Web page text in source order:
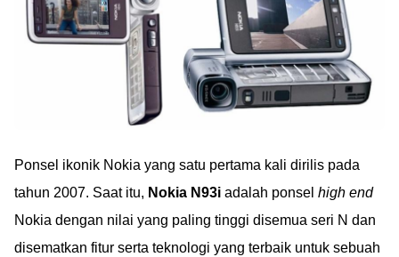
keren sih fitur Nokia
3310 terbaru ini?
Ponsel ikonik Nokia yang satu pertama kali dirilis pada
tahun 2007. Saat itu, Nokia N93i adalah ponsel high end
Nokia dengan nilai yang paling tinggi disemua seri N dan
disematkan fitur serta teknologi yang terbaik untuk sebuah